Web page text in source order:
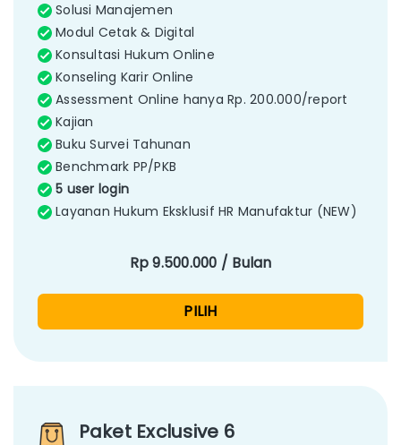
Solusi Manajemen
Modul Cetak & Digital
Konsultasi Hukum Online
Konseling Karir Online
Assessment Online hanya Rp. 200.000/report
Kajian
Buku Survei Tahunan
Benchmark PP/PKB
5 user login
Layanan Hukum Eksklusif HR Manufaktur (NEW)
Rp 9.500.000 / Bulan
PILIH
Paket Exclusive 6